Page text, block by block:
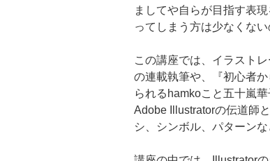
ましてや自らが目指す表
ってしまう方は少なくな
この講座では、イラスト
の連載執筆や、『初心者
られるhamkoこと五十嵐華
Adobe Illustratorの伝道師
シ、シンボル、パターン